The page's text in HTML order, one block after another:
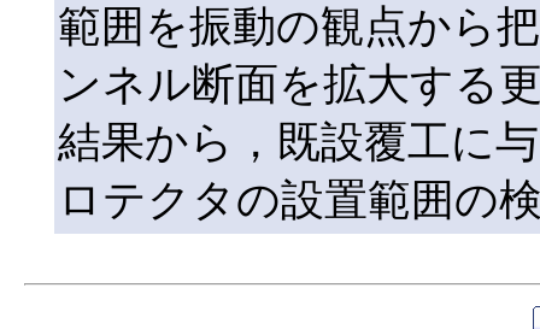
範囲を振動の観点から
ンネル断面を拡大する
結果から，既設覆工に
ロテクタの設置範囲の